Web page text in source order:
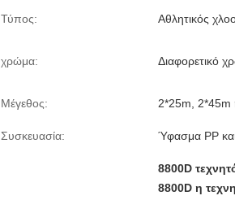
Τύπος:
Αθλητικός
χρώμα: Διαφορετικό
Μέγεθος: 2*25m, 2*45m
Συσκευασία: Ύφασμα PP
8800D
8800D η